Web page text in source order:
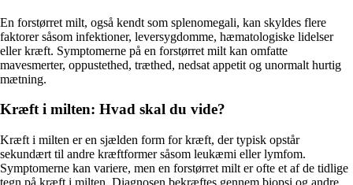
En forstørret milt, også kendt som splenomegali, kan skyldes flere
faktorer såsom infektioner, leversygdomme, hæmatologiske lidelser
eller kræft. Symptomerne på en forstørret milt kan omfatte
mavesmerter, oppustethed, træthed, nedsat appetit og unormalt hurtig
mætning.
Kræft i milten: Hvad skal du vide?
Kræft i milten er en sjælden form for kræft, der typisk opstår
sekundært til andre kræftformer såsom leukæmi eller lymfom.
Symptomerne kan variere, men en forstørret milt er ofte et af de tidlige